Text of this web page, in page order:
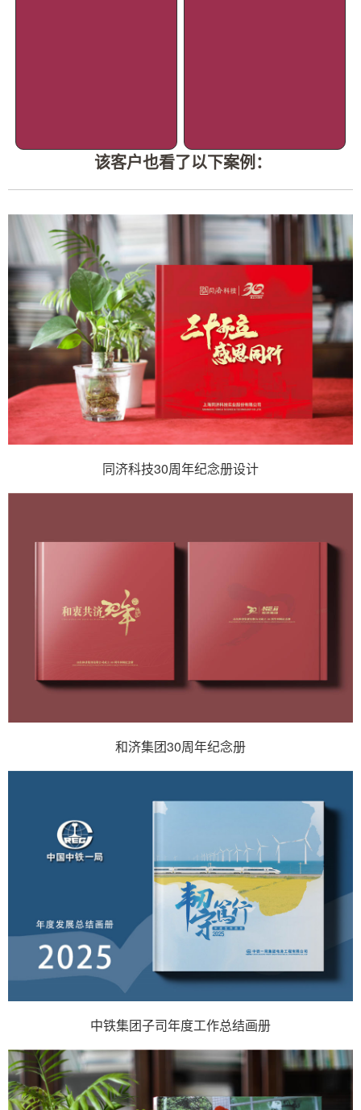
该客户也看了以下案例：
同济科技30周年纪念册设计
和济集团30周年纪念册
中铁集团子司年度工作总结画册